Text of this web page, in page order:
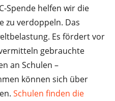
Spende helfen wir die
zu verdoppeln. Das
Es fördert vor
gebrauchte
an Schulen –
können sich über
Schulen finden die